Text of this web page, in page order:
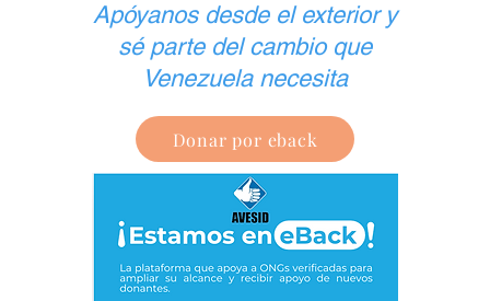
Apóyanos desde el exterior y
sé parte del cambio que
Venezuela necesita
Donar por eback